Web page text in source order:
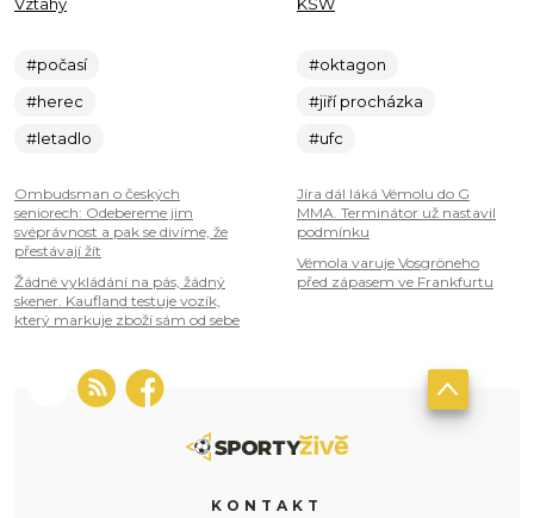
#počasí
#herec
#letadlo
Ombudsman o českých
seniorech: Odebereme jim
svéprávnost a pak se divíme, že
přestávají žít
Žádné vykládání na pás, žádný
skener. Kaufland testuje vozík,
který markuje zboží sám od sebe
#oktagon
#jiří procházka
#ufc
Jíra dál láká Vémolu do G
MMA. Terminátor už nastavil
podmínku
Vémola varuje Vosgröneho
před zápasem ve Frankfurtu
KONTAKT